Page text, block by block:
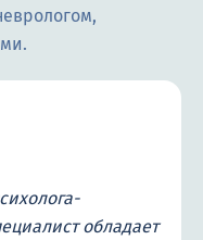
обладает